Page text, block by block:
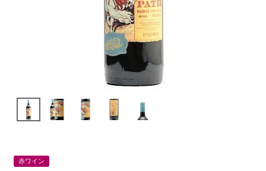
赤ワイン